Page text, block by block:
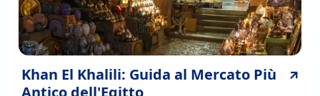
Khan El Khalili: Guida al Mercato Più
Antico dell'Egitto